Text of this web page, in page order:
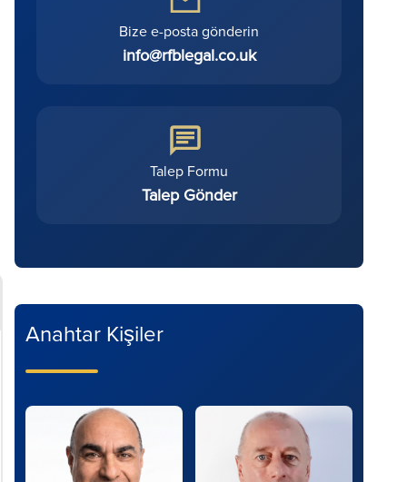
Bize e-posta gönderin
info@rfblegal.co.uk
Talep Formu
Talep Gönder
Anahtar Kişiler